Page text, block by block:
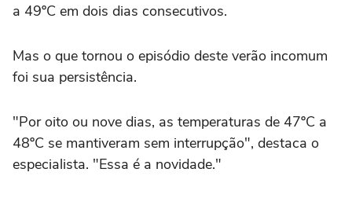
a 49ºC em dois dias consecutivos.
Mas o que tornou o episódio deste verão incomum
foi sua persistência.
"Por oito ou nove dias, as temperaturas de 47ºC a
48ºC se mantiveram sem interrupção", destaca o
especialista. "Essa é a novidade."